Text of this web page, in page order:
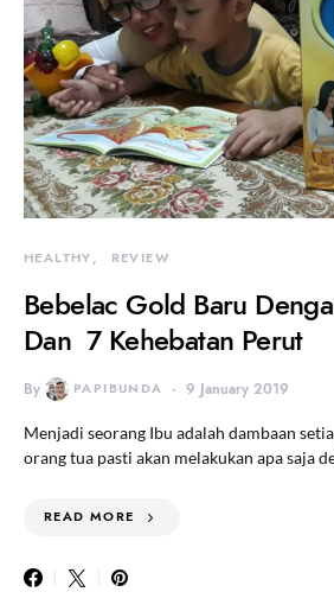
HEALTHY REVIEW
Bebelac Gold Baru
Dan 7 Kehebatan Perut
By PAPIBUNDA 9 January 2019
Menjadi seorang Ibu adalah dambaan
orang tua pasti akan melakukan apa saja
READ MORE